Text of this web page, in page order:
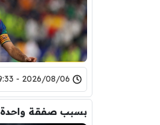
2026/08/06 - 19:33